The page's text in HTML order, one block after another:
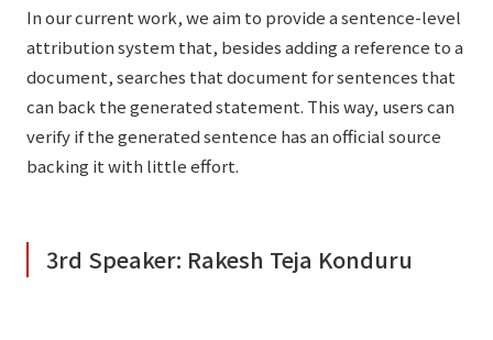
In our current work, we aim to provide a sentence-level
attribution system that, besides adding a reference to a
document, searches that document for sentences that
can back the generated statement. This way, users can
verify if the generated sentence has an official source
backing it with little effort.
3rd Speaker: Rakesh Teja Konduru